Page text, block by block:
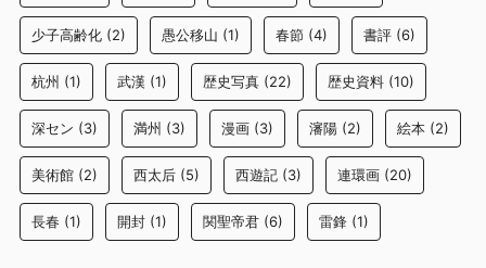
少子高齢化 (2) 愚公移山 (1) 春節 (4) 書評 (6)
杭州 (1) 武漢 (1) 歴史写真 (22) 歴史資料 (10)
深セン (3) 満州 (3) 漫画 (3) 瀋陽 (2) 絵本 (2)
美術館 (2) 西太后 (5) 西遊記 (3) 連環画 (20)
長春 (1) 開封 (1) 関聖帝君 (6) 雷鋒 (1)